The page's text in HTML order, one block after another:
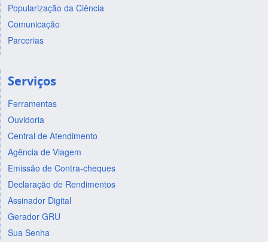
Popularização da Ciência
Comunicação
Parcerias
Serviços
Ferramentas
Ouvidoria
Central de Atendimento
Agência de Viagem
Emissão de Contra-cheques
Declaração de Rendimentos
Assinador Digital
Gerador GRU
Sua Senha